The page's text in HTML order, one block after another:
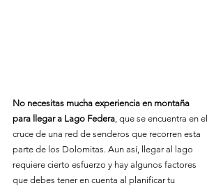
No necesitas mucha experiencia en montaña
para llegar a Lago Federa , que se encuentra en el
cruce de una red de senderos que recorren esta
parte de los Dolomitas. Aun así, llegar al lago
requiere cierto esfuerzo y hay algunos factores
que debes tener en cuenta al planificar tu